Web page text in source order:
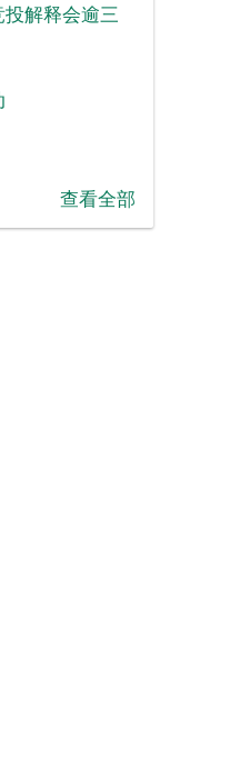
解释会逾三
查看全部